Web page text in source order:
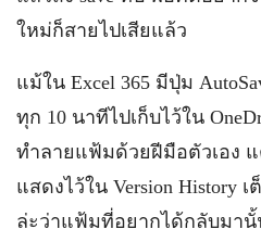
ใหม่ก็สายไปเสียแล้ว
แม้ใน Excel 365 มีปุ่ม
ทุก 10 นาทีไปเก็บไว้ใน
ทำลายแฟ้มด้วยฝีมือตัวเอง
แสดงไว้ใน Version History
ล่ะว่าแฟ้มที่อยากได้กลับมานั้